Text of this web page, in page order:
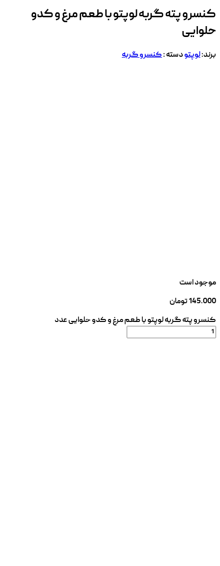
کنسرو پته گربه لوپتو با طعم مرغ و کدو
حلوایی
برند:لوپتودسته :کنسرو گربه
موجود است
145.000تومان
کنسرو پته گربه لوپتو با طعم مرغ و کدو حلوایی عدد